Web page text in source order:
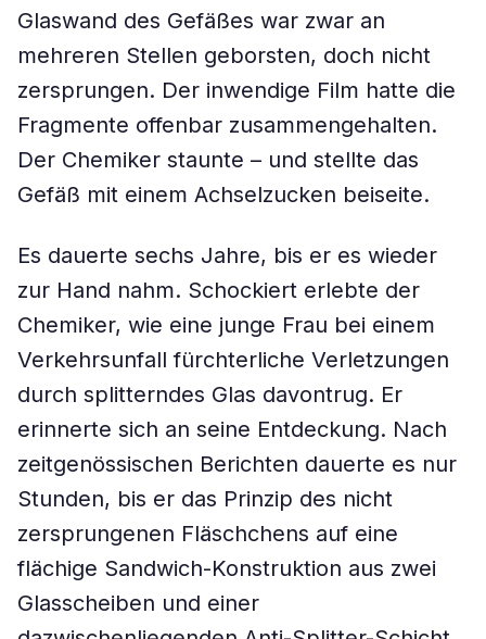
Glaswand des Gefäßes war zwar an
mehreren Stellen geborsten, doch nicht
zersprungen. Der inwendige Film hatte die
Fragmente offenbar zusammengehalten.
Der Chemiker staunte – und stellte das
Gefäß mit ­einem Achselzucken beiseite.
Es dauerte sechs Jahre, bis er es wieder
zur Hand nahm. Schockiert erlebte der
Chemiker, wie eine junge Frau bei einem
Verkehrsunfall fürchterliche Verletzungen
durch splitterndes Glas davontrug. Er
erinnerte sich an seine Entdeckung. Nach
zeitgenössischen Berichten dauerte es nur
Stunden, bis er das Prinzip des nicht
zersprungenen Fläschchens auf eine
flächige Sandwich-Konstruktion aus zwei
Glasscheiben und einer